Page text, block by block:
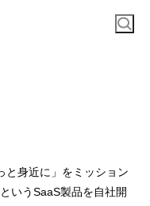
と身近に」をミッション
いうSaaS製品を自社開